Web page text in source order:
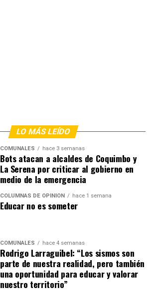
LO MÁS LEÍDO
COMUNALES hace 3 semanas
Bots atacan a alcaldes de Coquimbo y
La Serena por criticar al gobierno en
medio de la emergencia
COLUMNAS DE OPINIÓN hace 1 semana
Educar no es someter
COMUNALES hace 4 semanas
Rodrigo Larraguibel: “Los sismos son
parte de nuestra realidad, pero también
una oportunidad para educar y valorar
nuestro territorio”